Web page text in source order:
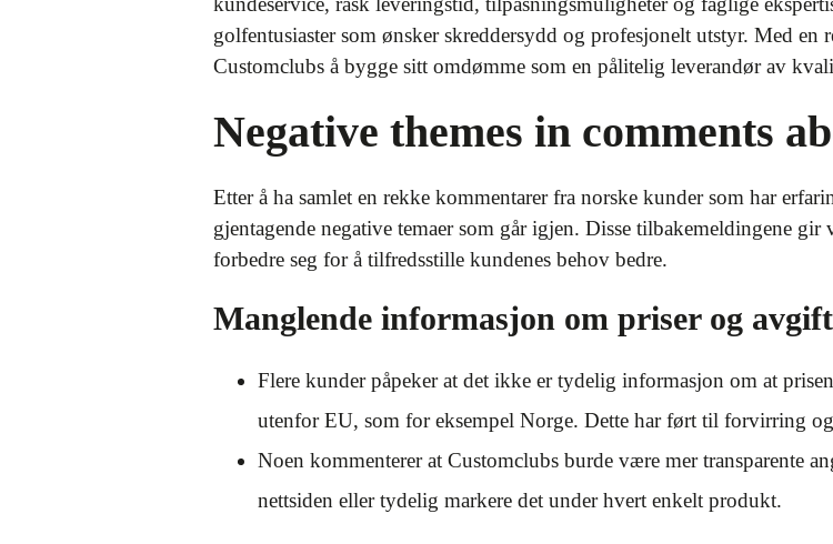
golfentusiaster som ønsker skreddersydd og profesjonelt utstyr. Med en
Customclubs å bygge sitt omdømme som en pålitelig leverandør av
Negative themes in comments
Etter å ha samlet en rekke kommentarer fra norske kunder som har
gjentagende negative temaer som går igjen. Disse tilbakemeldingene
forbedre seg for å tilfredsstille kundenes behov bedre.
Manglende informasjon om priser og
Flere kunder påpeker at det ikke er tydelig informasjon om at
utenfor EU, som for eksempel Norge. Dette har ført til forvirring
Noen kommenterer at Customclubs burde være mer transparente
nettsiden eller tydelig markere det under hvert enkelt produkt.